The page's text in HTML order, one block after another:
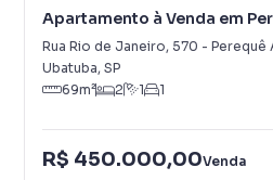
Apartamento à Venda em
Rua Rio de Janeiro, 570 - Perequê
Ubatuba, SP
69m² 2 1 1
R$ 450.000,00Venda